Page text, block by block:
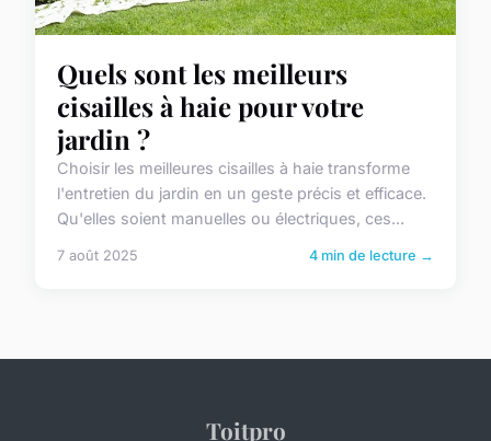
Quels sont les meilleurs
cisailles à haie pour votre
jardin ?
Choisir les meilleures cisailles à haie transforme
l'entretien du jardin en un geste précis et efficace.
Qu'elles soient manuelles ou électriques, ces...
7 août 2025 4 min de lecture →
Toitpro